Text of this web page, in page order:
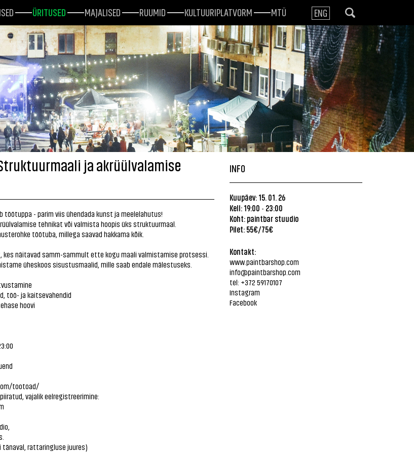
ÜRITUSED MAJALISED RUUMID KULTUURIPLATVORM MTÜ ENG
Struktuurmaali ja akrüülvalamise
töötuppa - parim viis ühendada kunst ja meelelahutus!
tehnikat või valmista hoopis üks struktuurmaal.
töötuba, millega saavad hakkama kõik.
kes näitavad samm-sammult ette kogu maali valmistamise protsessi.
üheskoos sisustusmaalid, mille saab endale mälestuseks.
töö- ja kaitsevahendid
hoovi
tootoad/
vajalik eelregistreerimine:
tänaval, rattaringluse juures)
INFO
Kuupäev: 15. 01. 26
Kell: 19:00 - 23:00
Koht: paintbar stuudio
Pilet: 55€/75€
Kontakt:
www.paintbarshop.com
info@paintbarshop.com
tel: +372 59170107
Instagram
Facebook